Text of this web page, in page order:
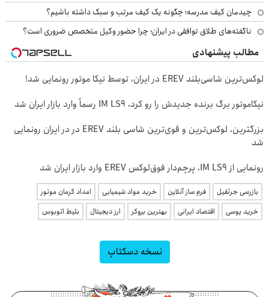
چیدمان کیف مدرسه؛ چگونه یک کیف مرتب و سبک داشته باشیم؟
ناگفته‌های طلاق توافقی در ایران؛ چرا حضور وکیل متخصص ضروری است؟
مطالب پیشنهادی
لوکس‌ترین شاسی‌بلند EREV در ایران، توسط نیکا موتور رونمایی شد!
نیکاموتور برگ برنده جدیدش را رو کرد، IM LS9 رسماً وارد بازار ایران شد
بزرگترین، لوکس‌ترین و قوی‌ترین شاسی بلند EREV در در ایران رونمایی
شد
رونمایی از IM LS9، پرچم‌دار فوق‌لوکس EREV وارد بازار ایران شد
بازرسی جرثقیل فرم ساز آنلاین خرید مواد شیمیایی
امداد کرمان موتور
خرید یوسی
اقتصاد ایرانی بهترین بروکر ارز دیجیتال بلیط اتوبوس
نسخه دسکتاپ